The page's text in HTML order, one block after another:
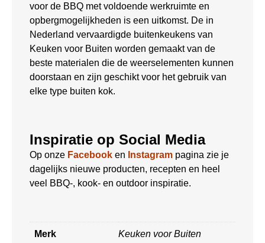
voor de BBQ met voldoende werkruimte en
opbergmogelijkheden is een uitkomst. De in
Nederland vervaardigde buitenkeukens van
Keuken voor Buiten worden gemaakt van de
beste materialen die de weerselementen kunnen
doorstaan en zijn geschikt voor het gebruik van
elke type buiten kok.
Inspiratie op Social Media
Op onze Facebook en Instagram pagina zie je
dagelijks nieuwe producten, recepten en heel
veel BBQ-, kook- en outdoor inspiratie.
Merk Keuken voor Buiten